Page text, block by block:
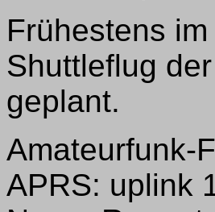
Frühestens
Shuttleflug
geplant.
Amateurfunk-
APRS: uplink